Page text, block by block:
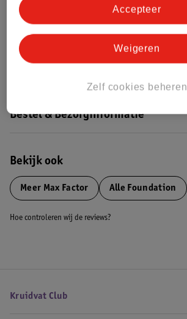
Nature Impact Score
Impact Score.
Meer informatie
Bestel & Bezorginformatie
Bekijk ook
Meer Max Factor Alle Foundation
Hoe controleren wij de reviews?
Kruidvat Club
Zelf cookies beheren
Weigeren
Accepteer